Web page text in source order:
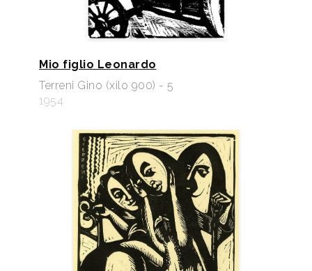
Mio figlio Leonardo
Terreni Gino (xilo 900) - 5
1954